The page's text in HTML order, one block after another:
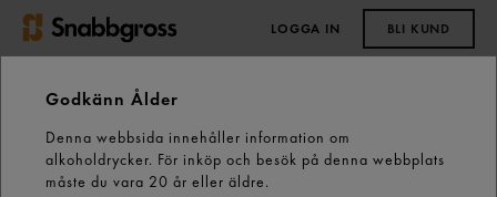
LOGGA IN BLI KUND
Start Vårt sortiment
Bröd, Bakverk & Dessert
Kex, Kakor & Tårtor
Kondisbitar
Godkänn Ålder
Denna webbsida innehåller information om
alkoholdrycker. För inköp och besök på denna webbplats
måste du vara 20 år eller äldre.